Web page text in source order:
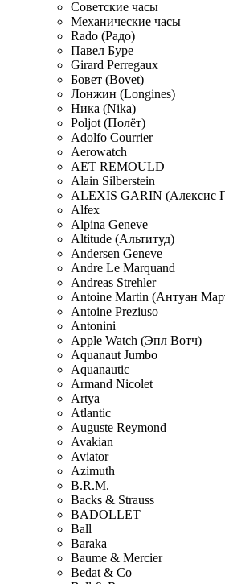
Советские часы
Механические часы
Rado (Радо)
Павел Буре
Girard Perregaux
Бовет (Bovet)
Лонжин (Longines)
Ника (Nika)
Poljot (Полёт)
Adolfo Courrier
Aerowatch
AET REMOULD
Alain Silberstein
ALEXIS GARIN (Алексис
Alfex
Alpina Geneve
Altitude (Альтитуд)
Andersen Geneve
Andre Le Marquand
Andreas Strehler
Antoine Martin (Антуан
Antoine Preziuso
Antonini
Apple Watch (Эпл Вотч)
Aquanaut Jumbo
Aquanautic
Armand Nicolet
Artya
Atlantic
Auguste Reymond
Avakian
Aviator
Azimuth
B.R.M.
Backs & Strauss
BADOLLET
Ball
Baraka
Baume & Mercier
Bedat & Co